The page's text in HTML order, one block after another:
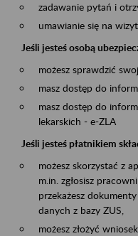
zadawanie pytań i
umawianie się na
Jeśli jesteś osobą
możesz sprawdzić
masz dostęp do
masz dostęp do
lekarskich - e-ZLA
Jeśli jesteś płatnikiem
możesz skorzystać z
m.in. zgłosisz
przekażesz
danych z bazy ZUS,
możesz złożyć